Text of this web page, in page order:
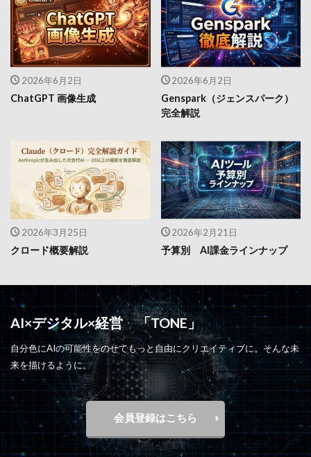
2026年6月2日
ChatGPT 画像生成
2026年6月2日
Genspark（ジェンスパーク）
完全解説
2026年3月25日
クロード概要解説
2026年2月21日
予算別 AI課金ラインナップ
AI×デジタル×経営 「TONE」
自分色にAIの可能性をのせてもっと自由にクリエイティブに。そんな未
来を描けるように。
会員登録はこちら